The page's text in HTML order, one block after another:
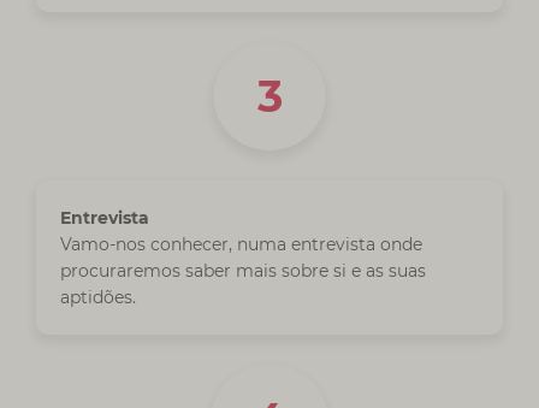
Entrevista
Vamo-nos conhecer, numa entrevista onde
procuraremos saber mais sobre si e as suas
aptidões.